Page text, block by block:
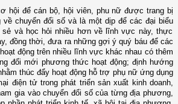
hội để cán bộ, hội viên, phu nữ được trang bị
chuyển đổi số vàlà một dịp để các đại biểu
sẻ và học hỏi nhiều hơn vềlĩnh vực này, thực
đồng thời,đưa ra những gợi ý quý báu để các
động trên nhiều lĩnh vực khác nhau có thêm
đổi mới phương thức hoạt động; định hướng
thúc đẩy hoạt động hỗ trợ phụ nữ ứng dụng
điện tử trong phát triển sản xuất kinh doanh,
gia vào chuyển đổi số của từng địa phương,